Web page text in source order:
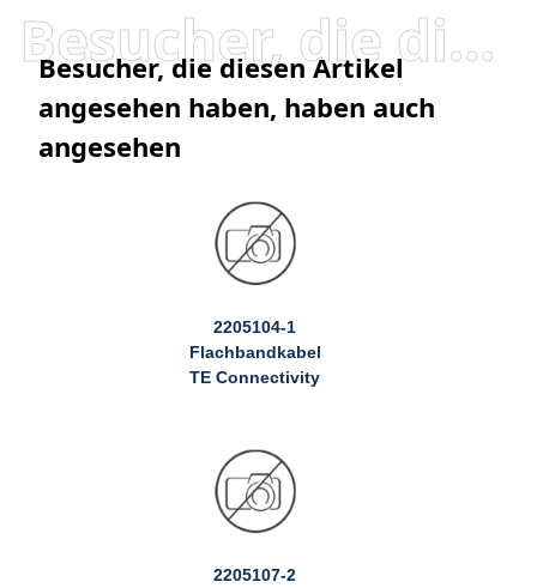
Besucher, die diesen Artikel angesehen haben, haben auch angesehen
Besucher, die diesen Artikel
angesehen haben, haben auch
angesehen
2205104-1
Flachbandkabel
TE Connectivity
2205107-2